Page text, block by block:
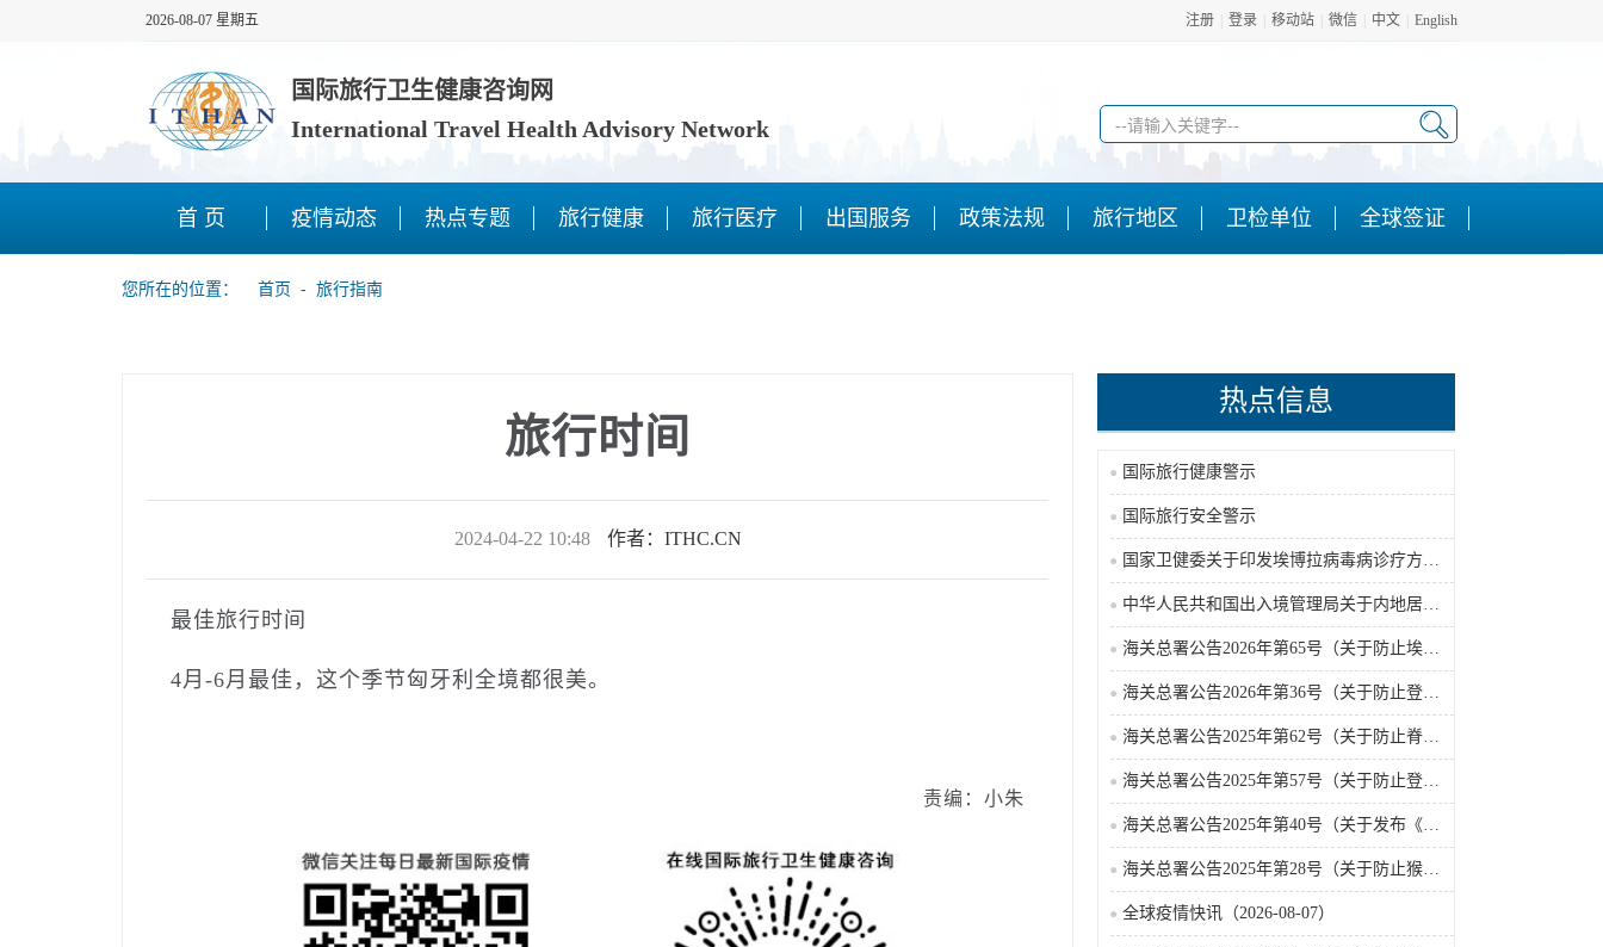
注册 登录 移动站 微信 中文 English
2026-08-07 星期五
国际旅行卫生健康咨询网
International Travel Health Advisory Network
首 页 疫情动态 热点专题 旅行健康 旅行医疗 出国服务 政策法规 旅行地区 卫检单位 全球签证
您所在的位置： 首页 ‐ 旅行指南
旅行时间
2024-04-22 10:48 作者：ITHC.CN
最佳旅行时间
4月-6月最佳，这个季节匈牙利全境都很美。
责编：小朱
热点信息
国际旅行健康警示
国际旅行安全警示
全球疫情快讯（2026-08-07）